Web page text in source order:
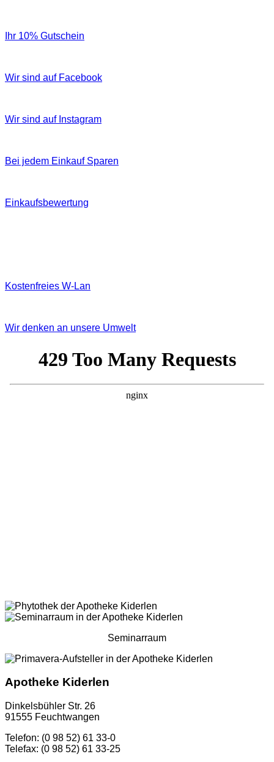
Ihr 10% Gutschein
Wir sind auf Facebook
Wir sind auf Instagram
Bei jedem Einkauf Sparen
Einkaufsbewertung
Kostenfreies W‐Lan
Wir denken an unsere Umwelt
Seminarraum
Apotheke Kiderlen
Dinkelsbühler Str. 26
91555 Feuchtwangen
Telefon: (0 98 52) 61 33-0
Telefax: (0 98 52) 61 33-25